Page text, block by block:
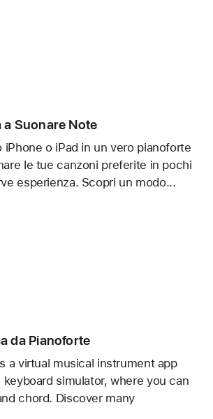
a Suonare Note
iPhone o iPad in un vero pianoforte
le tue canzoni preferite in pochi
esperienza. Scopri un modo...
da Pianoforte
a virtual musical instrument app
simulator, where you can
chord. Discover many